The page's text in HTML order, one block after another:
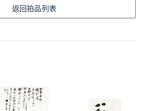
返回拍品列表